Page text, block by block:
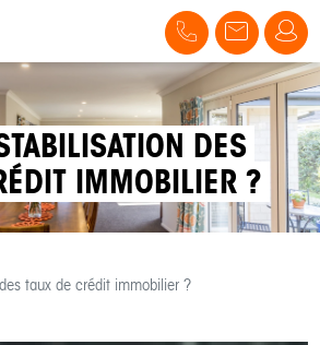
DES
IMMOBILIER ?
taux de crédit immobilier ?